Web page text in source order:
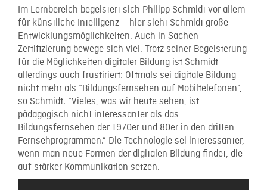
Im Lernbereich begeistert sich Philipp Schmidt vor allem
für künstliche Intelligenz – hier sieht Schmidt große
Entwicklungsmöglichkeiten. Auch in Sachen
Zertifizierung bewege sich viel. Trotz seiner Begeisterung
für die Möglichkeiten digitaler Bildung ist Schmidt
allerdings auch frustiriert: Oftmals sei digitale Bildung
nicht mehr als “Bildungsfernsehen auf Mobiltelefonen”,
so Schmidt. “Vieles, was wir heute sehen, ist
pädagogisch nicht interessanter als das
Bildungsfernsehen der 1970er und 80er in den dritten
Fernsehprogrammen.” Die Technologie sei interessanter,
wenn man neue Formen der digitalen Bildung findet, die
auf stärker Kommunikation setzen.